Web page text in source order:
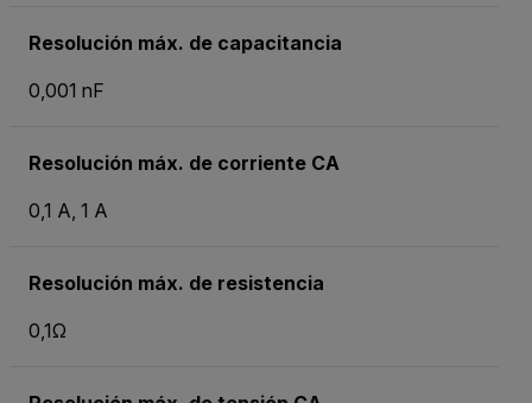
Resolución máx. de capacitancia
0,001 nF
Resolución máx. de corriente CA
0,1 A, 1 A
Resolución máx. de resistencia
0,1Ω